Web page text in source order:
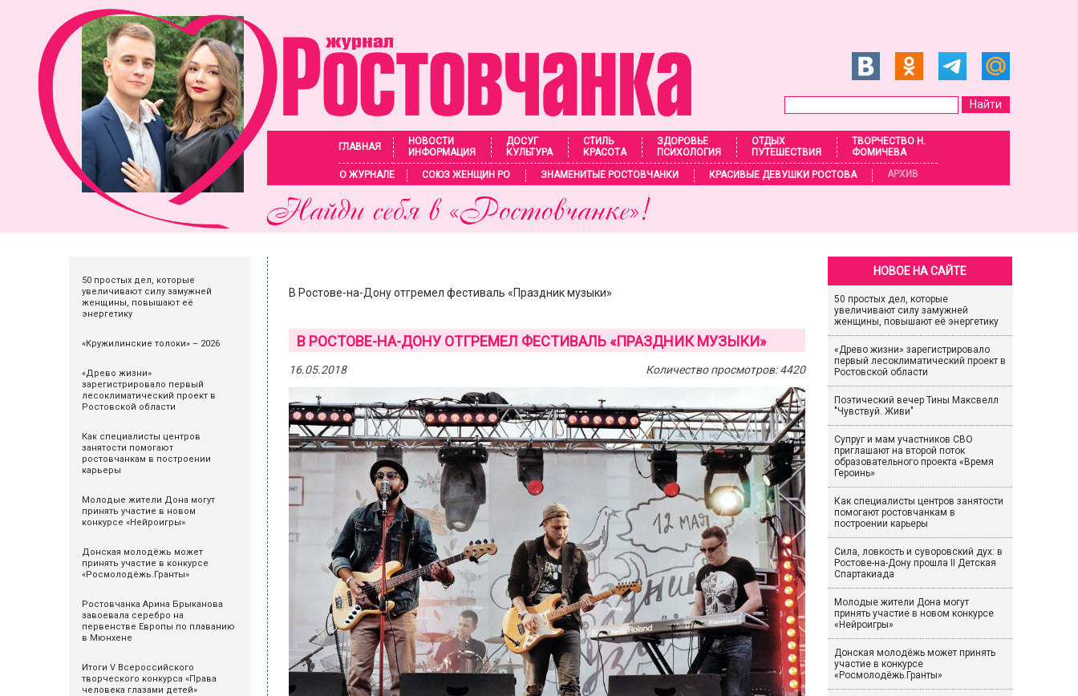
ГЛАВНАЯ
НОВОСТИ
ИНФОРМАЦИЯ
ДОСУГ
КУЛЬТУРА
СТИЛЬ
КРАСОТА
ЗДОРОВЬЕ
ПСИХОЛОГИЯ
ОТДЫХ
ПУТЕШЕСТВИЯ
ТВОРЧЕСТВО Н.
ФОМИЧЕВА
О ЖУРНАЛЕ
СОЮЗ ЖЕНЩИН РО ЗНАМЕНИТЫЕ РОСТОВЧАНКИ КРАСИВЫЕ ДЕВУШКИ РОСТОВА АРХИВ
50 простых дел, которые
увеличивают силу замужней
женщины, повышают её
энергетику
«Кружилинские толоки» – 2026
«Древо жизни»
зарегистрировало первый
лесоклиматический проект в
Ростовской области
Как специалисты центров
занятости помогают
ростовчанкам в построении
карьеры
Молодые жители Дона могут
принять участие в новом
конкурсе «Нейроигры»
Донская молодёжь может
принять участие в конкурсе
«Росмолодёжь.Гранты»
Ростовчанка Арина Брыканова
завоевала серебро на
первенстве Европы по плаванию
в Мюнхене
Итоги V Всероссийского
творческого конкурса «Права
человека глазами детей»
В Ростове-на-Дону отгремел фестиваль «Праздник музыки»
В РОСТОВЕ-НА-ДОНУ ОТГРЕМЕЛ ФЕСТИВАЛЬ «ПРАЗДНИК МУЗЫКИ»
16.05.2018 Количество просмотров: 4420
НОВОЕ НА САЙТЕ
50 простых дел, которые
увеличивают силу замужней
женщины, повышают её энергетику
«Древо жизни» зарегистрировало
первый лесоклиматический проект в
Ростовской области
Поэтический вечер Тины Максвелл
"Чувствуй. Живи"
Супруг и мам участников СВО
приглашают на второй поток
образовательного проекта «Время
Героинь»
Как специалисты центров занятости
помогают ростовчанкам в
построении карьеры
Сила, ловкость и суворовский дух: в
Ростове-на-Дону прошла II Детская
Спартакиада
Молодые жители Дона могут
принять участие в новом конкурсе
«Нейроигры»
Донская молодёжь может принять
участие в конкурсе
«Росмолодёжь.Гранты»